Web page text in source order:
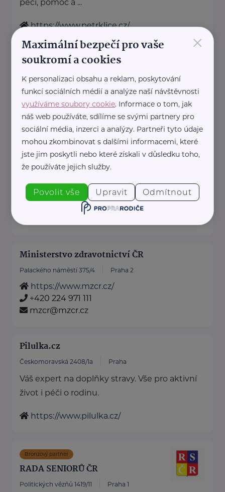
péči, pomoc a ...
https://www.petrklice.cz/
kancelar@petrklice.cz
Marcela Sekerková - Polštáře
Matýsek
Matýsek - pohodlí, které spojuje
generace
U Matýska věříme, že skutečné
pohodlí nezná věkové hranice.
Naše ...
https://matysek.cz/
+420 723 335 204
Ministerstvo zdravotnictví ČR
Palackého náměstí 375/4 Praha 2
https://www.mzcr.cz/
+420 224 971 111
mzcr@mzcr.cz
Pilulka.cz
Českomoravská 2408/1a Praha
Váš expert na doplňky stravy. Vše pro aktivní
život i péči o rodinu.
https://www.pilulka.cz/
Bronzový partner
RADA SENIORŮ ČR
Politických vězňů 1419/11 Praha 1
×
Maximální bezpečí pro vaše
soukromí a cookies
K personalizaci obsahu a reklam, poskytování
funkcí sociálních médií a analýze naší návštěvnosti
využíváme soubory cookie. Informace o tom, jak
náš web používáte, sdílíme se svými partnery pro
sociální média, inzerci a analýzy. Partneři tyto údaje
mohou zkombinovat s dalšími informacemi, které
jste jim poskytli nebo které získali v důsledku toho,
že používáte jejich služby.
Povolit vše Upravit Odmítnout